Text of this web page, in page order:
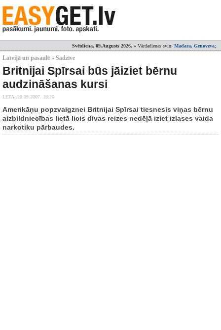
Svētdiena, 09.Augusts 2026. » Vārdadienas svin: Madara, Genoveva;
Latvijā un pasaulē » Sadzīve
Britnijai Spīrsai būs jāiziet bērnu
audzināšanas kursi
LETA, 20.09.2007. 18:20
Amerikāņu popzvaigznei Britnijai Spīrsai tiesnesis viņas bērnu
aizbildniecības lietā licis divas reizes nedēļā iziet izlases vaida
narkotiku pārbaudes.